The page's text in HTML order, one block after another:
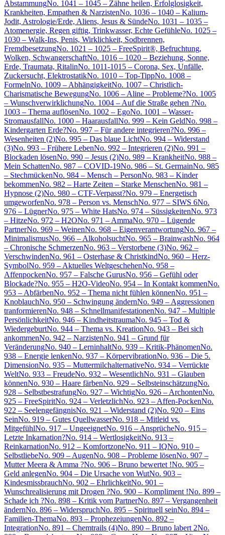
AbstammungNo. 1041 – 1045 – Zähne heilen, Erfolglosigkeit,
Krankheiten, Empathen & NarzistenNo. 1036 – 1040 – Kalium-
Jodit, Astrologie/Erde, Aliens, Jesus & SündeNo. 1031 – 1035 –
Atomenergie, Regen giftig, Trinkwasser, Echte GefühleNo. 1025 –
1030 – Walk-Ins, Penis, Wirklichkeit, Sodbrennen,
FremdbesetzungNo. 1021 – 1025 – FreeSpirit®, Befruchtung,
Wolken, SchwangerschaftNo. 1016 – 1020 – Beziehung, Sonne,
Erde, Traumata, RitalinNo. 1011-1015 – Corona, Sex, Unfälle,
Zuckersucht, ElektrostatikNo. 1010 – Top-TippNo. 1008 –
FormelnNo. 1009 – AbhängigkeitNo. 1007 – Christlich-
Charismatische BewegungNo. 1006 – Aline – Probleme?No. 1005
– WunschverwirklichungNo. 1004 – Auf die Straße gehen ?No.
1003 – Thema auflösenNo. 1002 – EgoNo. 1001 – Wasser-
StromausfallNo. 1000 – HaarausfallNo. 999 – Kein GeldNo. 998 –
Kindergarten Erde?No. 997 – Für andere integrieren?No. 996 –
Wesenheiten (2)No. 995 – Das blaue LichtNo. 994 – Widerstand
(3)No. 993 – Frühere LebenNo. 992 – Integrieren (2)No. 991 –
Blockaden lösenNo. 990 – Jesus (2)No. 989 – KrankheitNo. 988 –
Mein SchattenNo. 987 – COVID-19No. 986 – St. GermainNo. 985
– StechmückenNo. 984 – Mensch – PersonNo. 983 – Kinder
bekommenNo. 982 – Harte Zeiten – Starke MenschenNo. 981 –
Hypnose (2)No. 980 – CTF-Verpasst?No. 979 – Energetisch
umgeworfenNo. 978 – Person vs. MenschNo. 977 – SIWS 6No.
976 – LügnerNo. 975 – White HatsNo. 974 – SüssigkeitenNo. 973
– HitzeNo. 972 – H2ONo. 971 – AmmaNo. 970 – Lügende
PartnerNo. 969 – WeinenNo. 968 – EigenverantwortungNo. 967 –
MinimalismusNo. 966 – AlkoholsuchtNo. 965 – BrainwashNo. 964
– Chronische SchmerzenNo. 963 – Verstorbene (3)No. 962 –
VerschwindenNo. 961 – Osterhase & ChristkindNo. 960 – Herz-
SymbolNo. 959 – Aktuelles WeltgeschehenNo. 958 –
AffenpockenNo. 957 – Falsche GurusNo. 956 – Gefühl oder
Blockade?No. 955 – H2O-VideoNo. 954 – In Kontakt kommenNo.
953 – AbfärbenNo. 952 – Thema nicht fühlen könnenNo. 951 –
KnoblauchNo. 950 – Schwingung ändernNo. 949 – Aggressionen
tranformierenNo. 948 – SchnellmanifestationenNo. 947 – Multiple
PersönlichkeitNo. 946 – KindheitstraumaNo. 945 – Tod &
WiedergeburtNo. 944 – Thema vs. KreationNo. 943 – Bei sich
ankommenNo. 942 – NarzistenNo. 941 – Grund für
VeränderungNo. 940 – LerninhaltNo. 939 – Kritik-PhänomenNo.
938 – Energie lenkenNo. 937 – KörpervibrationNo. 936 – Die 5.
DimensionNo. 935 – MuttermilchalternativeNo. 934 – Verrückte
WeltNo. 933 – FreudeNo. 932 – WesentlichNo. 931 – Glauben
könnenNo. 930 – Haare färbenNo. 929 – SelbsteinschätzungNo.
928 – SelbstbestrafungNo. 927 – WichtigNo. 926 – ArchontenNo.
925 – FreeSpiritNo. 924 – VerletzlichNo. 923 – Affen-PockenNo.
922 – SeelengefängnisNo. 921 – Widerstand (2)No. 920 – Eins
SeinNo. 919 – Gutes QuellwasserNo. 918 – Mitleid vs.
MitgefühlNo. 917 – UngeeignetNo. 916 – AnsprücheNo. 915 –
Letzte Inkarnation?No. 914 – WertlosigkeitNo. 913 –
ReinkarnationNo. 912 – KomfortzoneNo. 911 – IQNo. 910 –
SelbstliebeNo. 909 – AugenNo. 908 – Probleme lösenNo. 907 –
Mutter Meera & Amma ?No. 906 – Bruno bewertet !No. 905 –
Geld anlegenNo. 904 – Die Ursache von WutNo. 903 –
KindesmissbrauchNo. 902 – EhrlichkeitNo. 901 –
Wunschrealisierung mit Drogen ?No. 900 – Kompliment !No. 899 –
Schade ich ?No. 898 – Kritik vom PartnerNo. 897 – Vergangenheit
ändernNo. 896 – WiderspruchNo. 895 – Spirituell seinNo. 894 –
Familien-ThemaNo. 893 – ProphezeiungenNo. 892 –
IntegrationNo. 891 – Chemtrails (4)No. 890 – Bruno labert 2No.